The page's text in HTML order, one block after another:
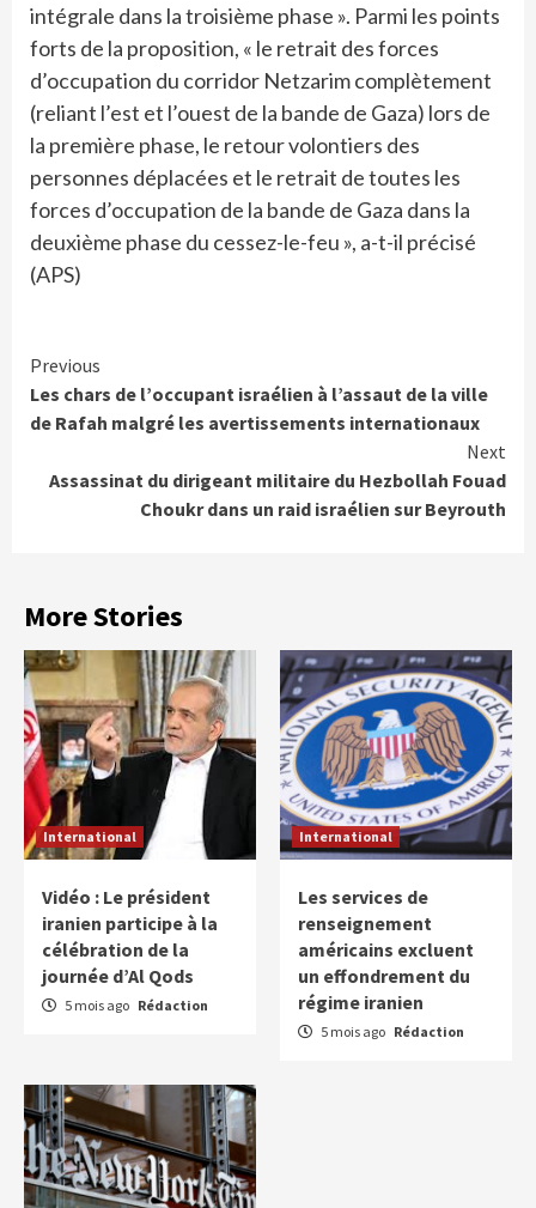
intégrale dans la troisième phase ». Parmi les points
forts de la proposition, « le retrait des forces
d’occupation du corridor Netzarim complètement
(reliant l’est et l’ouest de la bande de Gaza) lors de
la première phase, le retour volontiers des
personnes déplacées et le retrait de toutes les
forces d’occupation de la bande de Gaza dans la
deuxième phase du cessez-le-feu », a-t-il précisé
(APS)
Continue
Reading
Previous
Les chars de l’occupant israélien à l’assaut de la ville
de Rafah malgré les avertissements internationaux
Next
Assassinat du dirigeant militaire du Hezbollah Fouad
Choukr dans un raid israélien sur Beyrouth
More Stories
International
Vidéo : Le président
iranien participe à la
célébration de la
journée d’Al Qods
5 mois ago Rédaction
International
Les services de
renseignement
américains excluent
un effondrement du
régime iranien
5 mois ago Rédaction